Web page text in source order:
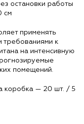
остановки работы
см
применять
требованиями к
на интенсивную
помещений.
коробка — 20 шт. / 5